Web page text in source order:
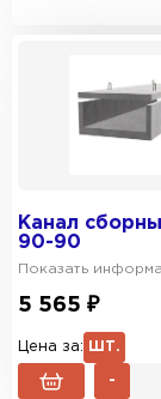
Канал
90-90
Показать
5 565 ₽
Цена за: ШТ.
-